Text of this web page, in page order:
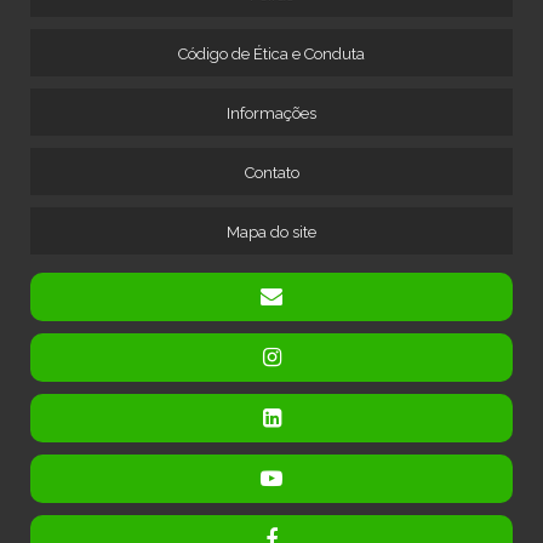
MÁQUINA PARA MOER SUCATA DE COBRE
MÁQUINA PARA SEPARAR COBRE DE ALUMÍNIO
MÁQUINA SEPARADORA DE CABOS ELETRÔNICOS
TRITURADOR DE COBRE A SECO
TRITURADOR DE FIOS E CABOS ELÉTRICOS
TRITURADOR E SEPARADOR DE METAIS
TRITURADOR PARA CABOS DE COBRE
TRITURADOR PARA FIOS ELÉTRICOS
TRITURADOR PARA RECICLAGEM DE FIOS ELÉTRICOS
Código de Ética e Conduta
Informações
Contato
Mapa do site